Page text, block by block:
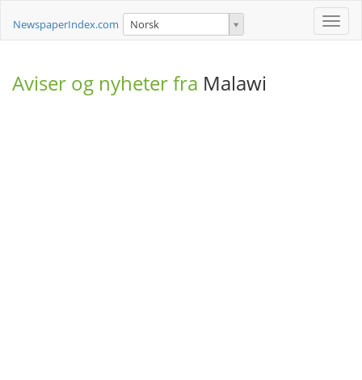
Toggle
NewspaperIndex.com Norsk
Aviser og nyheter fra Malawi